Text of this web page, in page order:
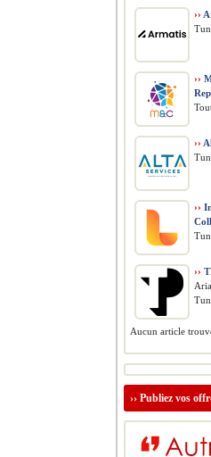
››
››
››
››
››
Aucun article
›› Publiez vos